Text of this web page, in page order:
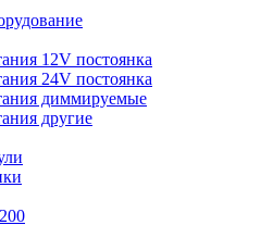
12V постоянка
24V постоянка
диммируемые
другие